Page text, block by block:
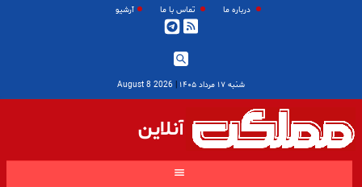
درباره ما تماس با ما آرشیو
شنبه ۱۷ مرداد ۱۴۰۵ |
2026 August 8
آنلاین